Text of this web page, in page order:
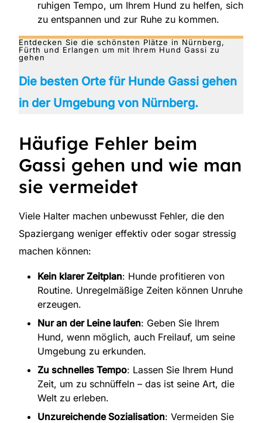
ruhigen Tempo, um Ihrem Hund zu helfen, sich
zu entspannen und zur Ruhe zu kommen.
Entdecken Sie die schönsten Plätze in Nürnberg,
Fürth und Erlangen um mit Ihrem Hund Gassi zu
gehen
Die besten Orte für Hunde Gassi gehen
in der Umgebung von Nürnberg.
Häufige Fehler beim
Gassi gehen und wie man
sie vermeidet
Viele Halter machen unbewusst Fehler, die den
Spaziergang weniger effektiv oder sogar stressig
machen können:
Kein klarer Zeitplan: Hunde profitieren von
Routine. Unregelmäßige Zeiten können Unruhe
erzeugen.
Nur an der Leine laufen: Geben Sie Ihrem
Hund, wenn möglich, auch Freilauf, um seine
Umgebung zu erkunden.
Zu schnelles Tempo: Lassen Sie Ihrem Hund
Zeit, um zu schnüffeln – das ist seine Art, die
Welt zu erleben.
Unzureichende Sozialisation: Vermeiden Sie